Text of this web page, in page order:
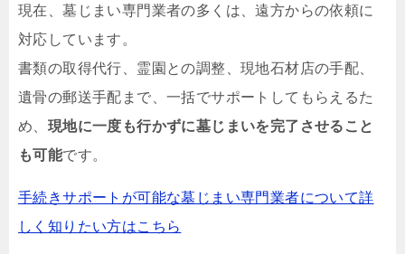
現在、墓じまい専門業者の多くは、遠方からの依頼に
対応しています。
書類の取得代行、霊園との調整、現地石材店の手配、
遺骨の郵送手配まで、一括でサポートしてもらえるた
め、 現地に一度も行かずに墓じまいを完了させること
も可能です。
手続きサポートが可能な墓じまい専門業者について詳
しく知りたい方はこちら